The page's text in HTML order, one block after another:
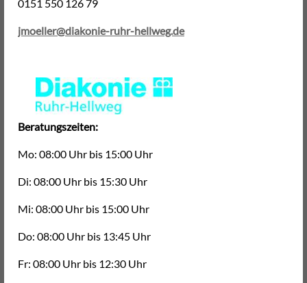
0151 550 126 79
jmoeller@diakonie-ruhr-hellweg.de
Beratungszeiten:
Mo: 08:00 Uhr bis 15:00 Uhr
Di: 08:00 Uhr bis 15:30 Uhr
Mi: 08:00 Uhr bis 15:00 Uhr
Do: 08:00 Uhr bis 13:45 Uhr
Fr: 08:00 Uhr bis 12:30 Uhr